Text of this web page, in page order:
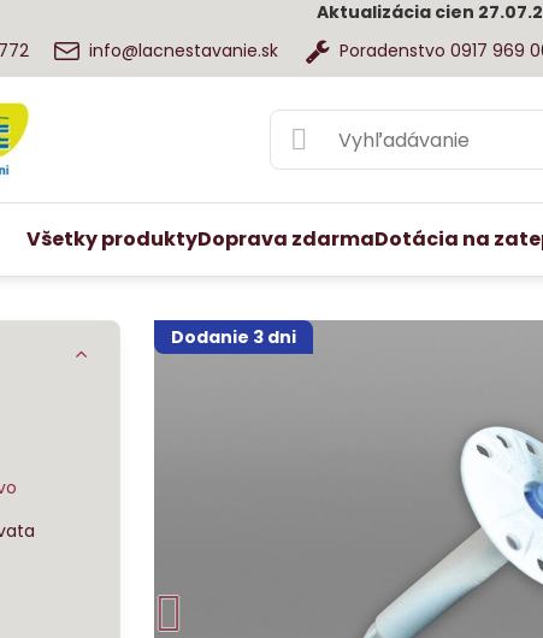
Aktualizácia cien
info@lacnestavanie.sk Poradenstvo 0917 969
Všetky produktyDoprava zdarmaDotácia na
Dodanie 3 dni